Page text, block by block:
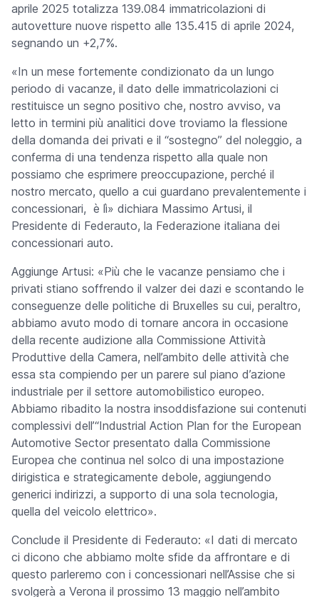
aprile 2025 totalizza 139.084 immatricolazioni di
autovetture nuove rispetto alle 135.415 di aprile 2024,
segnando un +2,7%.
«In un mese fortemente condizionato da un lungo
periodo di vacanze, il dato delle immatricolazioni ci
restituisce un segno positivo che, nostro avviso, va
letto in termini più analitici dove troviamo la flessione
della domanda dei privati e il “sostegno” del noleggio, a
conferma di una tendenza rispetto alla quale non
possiamo che esprimere preoccupazione, perché il
nostro mercato, quello a cui guardano prevalentemente i
concessionari, è lì» dichiara Massimo Artusi, il
Presidente di Federauto, la Federazione italiana dei
concessionari auto.
Aggiunge Artusi: «Più che le vacanze pensiamo che i
privati stiano soffrendo il valzer dei dazi e scontando le
conseguenze delle politiche di Bruxelles su cui, peraltro,
abbiamo avuto modo di tornare ancora in occasione
della recente audizione alla Commissione Attività
Produttive della Camera, nell’ambito delle attività che
essa sta compiendo per un parere sul piano d’azione
industriale per il settore automobilistico europeo.
Abbiamo ribadito la nostra insoddisfazione sui contenuti
complessivi dell’“Industrial Action Plan for the European
Automotive Sector presentato dalla Commissione
Europea che continua nel solco di una impostazione
dirigistica e strategicamente debole, aggiungendo
generici indirizzi, a supporto di una sola tecnologia,
quella del veicolo elettrico».
Conclude il Presidente di Federauto: «I dati di mercato
ci dicono che abbiamo molte sfide da affrontare e di
questo parleremo con i concessionari nell’Assise che si
svolgerà a Verona il prossimo 13 maggio nell’ambito